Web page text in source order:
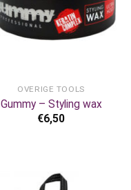
OVERIGE TOOLS
Gummy – Styling wax
€6,50